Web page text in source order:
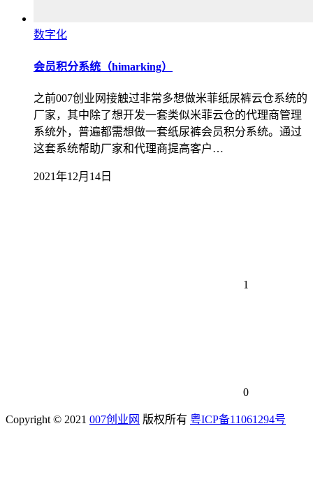
数字化
会员积分系统（himarking）
之前007创业网接触过非常多想做米菲纸尿裤云仓系统的
厂家，其中除了想开发一套类似米菲云仓的代理商管理
系统外，普遍都需想做一套纸尿裤会员积分系统。通过
这套系统帮助厂家和代理商提高客户…
2021年12月14日
1
0
Copyright © 2021 007创业网 版权所有 粤ICP备11061294号